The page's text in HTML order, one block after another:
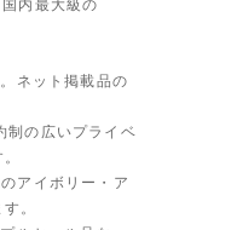
内最大級の
ネット掲載品の
制の広いプライベ
アイボリー・ア
。